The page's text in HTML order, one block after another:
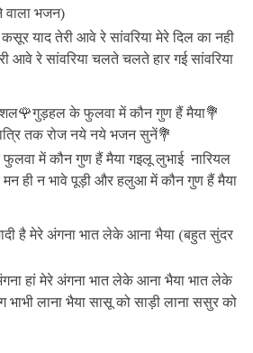
वाला भजन)
याद तेरी आवे रे सांवरिया मेरे दिल का नही
आवे रे सांवरिया चलते चलते हार गई सांवरिया
के फुलवा में कौन गुण हैं मैया💐
तक रोज नये नये भजन सुनें💐
में कौन गुण हैं मैया गइलू लुभाई नारियल
मन ही न भावे पूड़ी और हलुआ में कौन गुण हैं मैया
है मेरे अंगना भात लेके आना भैया (बहुत सुंदर
हां मेरे अंगना भात लेके आना भैया भात लेके
भाभी लाना भैया सासू को साड़ी लाना ससुर को